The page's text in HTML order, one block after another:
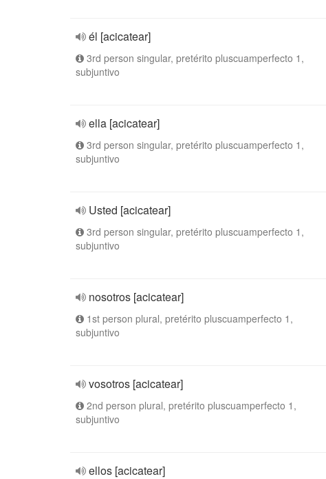
él [acicatear]
3rd person singular, pretérito pluscuamperfecto 1,
subjuntivo
ella [acicatear]
3rd person singular, pretérito pluscuamperfecto 1,
subjuntivo
Usted [acicatear]
3rd person singular, pretérito pluscuamperfecto 1,
subjuntivo
nosotros [acicatear]
1st person plural, pretérito pluscuamperfecto 1,
subjuntivo
vosotros [acicatear]
2nd person plural, pretérito pluscuamperfecto 1,
subjuntivo
ellos [acicatear]